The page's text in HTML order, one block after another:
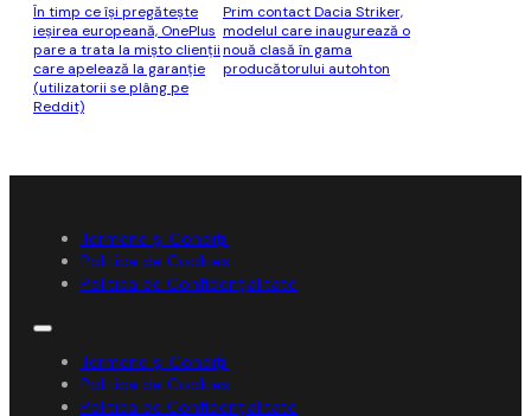
În timp ce îşi pregăteşte
ieşirea europeană, OnePlus
pare a trata la mişto clienţii
care apelează la garanţie
(utilizatorii se plâng pe
Reddit)
Prim contact Dacia Striker,
modelul care inaugurează o
nouă clasă în gama
producătorului autohton
Termene și Condiții
Politica de Cookies
Politica de Confidențialitate
Termene și Condiții
Politica de Cookies
Politica de Confidențialitate